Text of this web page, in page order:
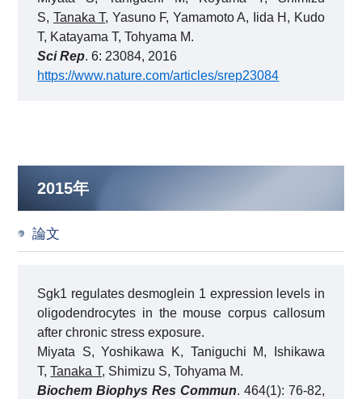
S, Tanaka T, Yasuno F, Yamamoto A, Iida H, Kudo
T, Katayama T, Tohyama M.
Sci Rep. 6: 23084, 2016
https://www.nature.com/articles/srep23084
2015年
論文
Sgk1 regulates desmoglein 1 expression levels in
oligodendrocytes in the mouse corpus callosum
after chronic stress exposure.
Miyata S, Yoshikawa K, Taniguchi M, Ishikawa
T,Tanaka T, Shimizu S, Tohyama M.
Biochem Biophys Res Commun. 464(1): 76-82,